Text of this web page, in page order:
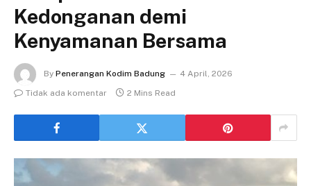
Kedonganan demi
Kenyamanan Bersama
By Penerangan Kodim Badung
4 April, 2026
Tidak ada komentar
2 Mins Read